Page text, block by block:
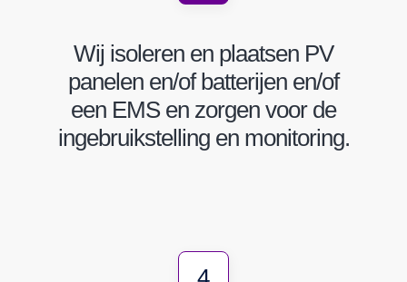
Wij isoleren en plaatsen PV
panelen en/of batterijen en/of
een EMS en zorgen voor de
ingebruikstelling en monitoring.